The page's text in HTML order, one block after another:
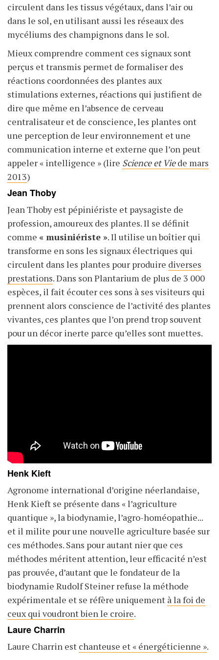
circulent dans les tissus végétaux, dans l’air ou
dans le sol, en utilisant aussi les réseaux des
mycéliums des champignons dans le sol.
Mieux comprendre comment ces signaux sont
perçus et transmis permet de formaliser des
réactions coordonnées des plantes aux
stimulations externes, réactions qui justifient de
dire que même en l’absence de cerveau
centralisateur et de conscience, les plantes ont
une perception de leur environnement et une
communication interne et externe que l’on peut
appeler « intelligence » (lire Science et Viede mars
2013)
Jean Thoby
Jean Thoby est pépiniériste et paysagiste de
profession, amoureux des plantes. Il se définit
comme « musiniériste ». Il utilise un boîtier qui
transforme en sons les signaux électriques qui
circulent dans les plantes pour produire diverses
prestations. Dans son Plantarium de plus de 3 000
espèces, il fait écouter ces sons à ses visiteurs qui
prennent alors conscience de l’activité des plantes
vivantes, ces plantes que l’on prend trop souvent
pour un décor inerte parce qu’elles sont muettes.
Henk Kieft
Agronome international d’origine néerlandaise,
Henk Kieft se présente dans « l’agriculture
quantique », la biodynamie, l’agro-homéopathie...
et il milite pour une nouvelle agriculture basée sur
ces méthodes. Sans pour autant nier que ces
méthodes méritent attention, leur efficacité n’est
pas prouvée, d’autant que le fondateur de la
biodynamie Rudolf Steiner refuse la méthode
expérimentale et se réfère uniquement à la foi de
ceux qui voudront bien le croire.
Laure Charrin
Laure Charrin est chanteuse et « énergéticienne ».